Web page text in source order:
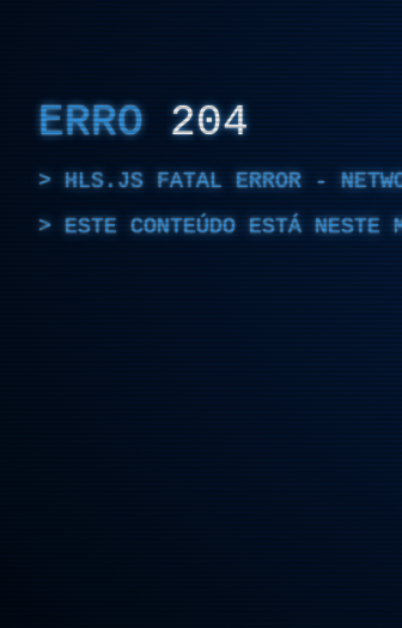
ERRO 204
HLS.JS FATAL ERROR -
ESTE CONTEÚDO ESTÁ NESTE